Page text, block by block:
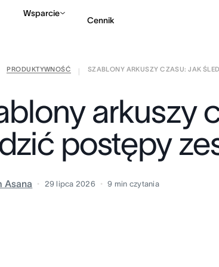
Wsparcie
Cennik
Kontakt
PRODUKTYWNOŚĆ SZABLONY ARKUSZY CZASU: JAK
arkuszy
postępy
Asana 29 lipca 2026 9 min czytania